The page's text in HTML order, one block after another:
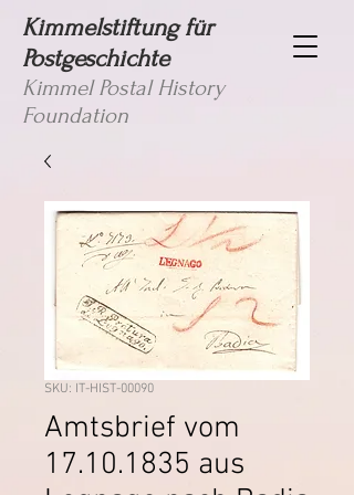
Kimmelstiftung für
Postgeschichte
Kimmel Postal History
Foundation
SKU: IT-HIST-00090
Amtsbrief vom
17.10.1835 aus